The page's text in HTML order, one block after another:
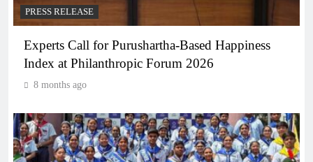
PRESS RELEASE
Experts Call for Purushartha-Based Happiness
Index at Philanthropic Forum 2026
8 months ago